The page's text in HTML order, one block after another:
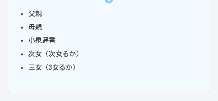
父親
母親
小泉遥香
次女（次女るか）
三女（3女るか）